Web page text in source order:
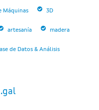
Máquinas 3D
artesanía madera
de Datos & Análisis